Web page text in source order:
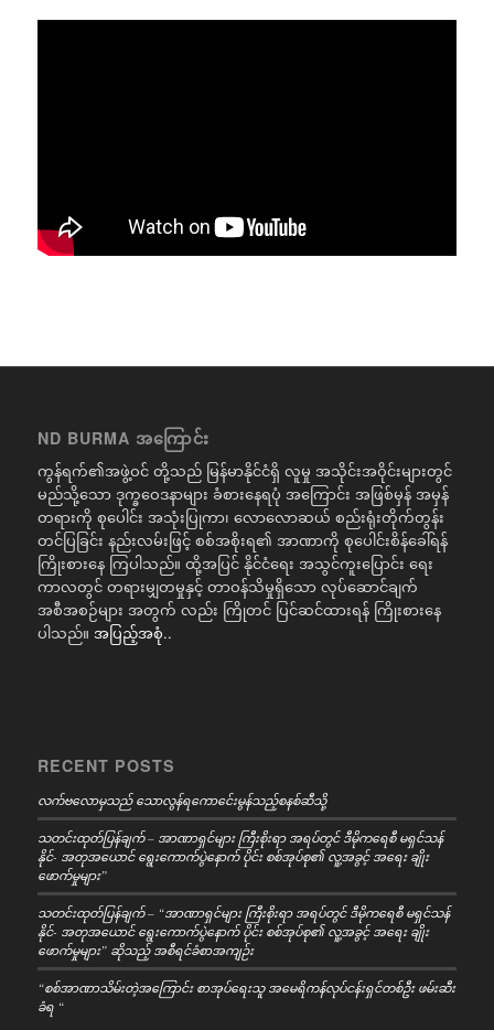
ND BURMA အကြောင်း
ကွန်ရက်၏အဖွဲ့ဝင် တို့သည် မြန်မာနိုင်ငံရှိ လူမှု အသိုင်းအဝိုင်းများတွင်
မည်သို့သော ဒုက္ခဝေဒနာများ ခံစားနေရပုံ အကြောင်း အဖြစ်မှန် အမှန်
တရားကို စုပေါင်း အသုံးပြုကာ၊ လောလောဆယ် စည်းရုံးတိုက်တွန်း
တင်ပြခြင်း နည်းလမ်းဖြင့် စစ်အစိုးရ၏ အာဏာကို စုပေါင်းစိန်ခေါ်ရန်
ကြိုးစားနေ ကြပါသည်။ ထို့အပြင် နိုင်ငံရေး အသွင်ကူးပြောင်း ရေး
ကာလတွင် တရားမျှတမှုနှင့် တာဝန်သိမှုရှိသော လုပ်ဆောင်ချက်
အစီအစဉ်များ အတွက် လည်း ကြိုတင် ပြင်ဆင်ထားရန် ကြိုးစားနေ
ပါသည်။ အပြည့်အစုံ..
RECENT POSTS
လက်ဗလောမှသည် သောလွန်ရကောင်ေးမွန်သည့်စနစ်ဆီသို့
သတင်းထုတ်ပြန်ချက် – အာဏာရှင်များ ကြီးစိုးရာ အရပ်တွင် ဒီမိုကရေစီ မရှင်သန်
နိုင်- အတုအယောင် ရွေးကောက်ပွဲနောက် ပိုင်း စစ်အုပ်စု၏ လူ့အခွင့် အရေး ချိုး
ဖောက်မှုများ”
သတင်းထုတ်ပြန်ချက် – “အာဏာရှင်များ ကြီးစိုးရာ အရပ်တွင် ဒီမိုကရေစီ မရှင်သန်
နိုင်- အတုအယောင် ရွေးကောက်ပွဲနောက် ပိုင်း စစ်အုပ်စု၏ လူ့အခွင့် အရေး ချိုး
ဖောက်မှုများ” ဆိုသည့် အစီရင်ခံစာအကျဉ်း
“စစ်အာဏာသိမ်းတဲ့အကြောင်း စာအုပ်ရေးသူ အမေရိကန်လုပ်ငန်းရှင်တစ်ဦး ဖမ်းဆီး
ခံရ “